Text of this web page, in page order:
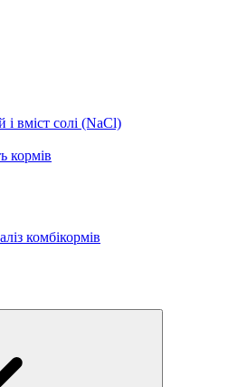
і вміст солі (NaCl)
кормів
комбікормів